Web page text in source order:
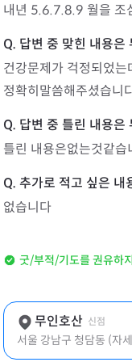
내년 5.6.7.8.9 월을 조
건강문제가 걱정되었
정확히말씀해주셨습니
틀린 내용은없는것같습
없습니다
굿/부적/기도를 권유하
무인호산 신점
서울 강남구 청담동 (자